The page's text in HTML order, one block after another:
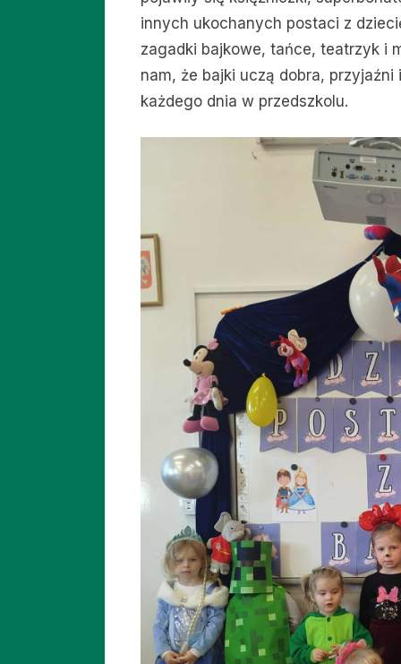
innych ukochanych postaci z
zagadki bajkowe, tańce, teatrzyk i
nam, że bajki uczą dobra,
każdego dnia w przedszkolu.